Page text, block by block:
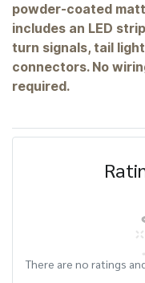
powder-coated
includes an LED
turn signals, tail
connectors. No
required.
There are no ratings